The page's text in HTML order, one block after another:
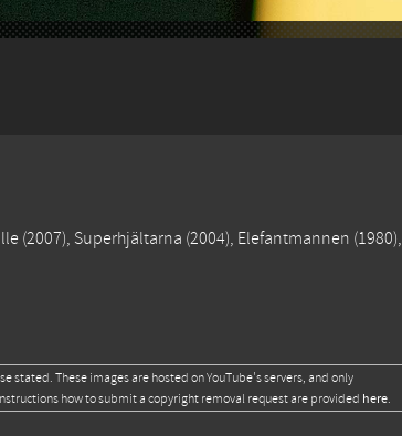
(2007), Superhjältarna (2004), Elefantmannen (1980),
stated. These images are hosted on YouTube's servers, and only
how to submit a copyright removal request are provided here.